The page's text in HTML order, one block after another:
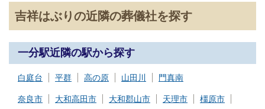
吉祥はぶりの近隣の葬儀社を探す
一分駅近隣の駅から探す
白庭台 平群 高の原 山田川 門真南
奈良市 大和高田市 大和郡山市 天理市
橿原市